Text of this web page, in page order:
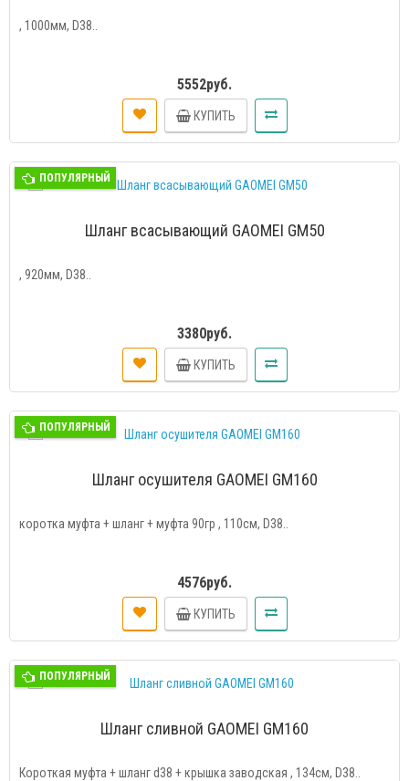
, 1000мм, D38..
5552руб.
КУПИТЬ
ПОПУЛЯРНЫЙ
Шланг всасывающий GAOMEI GM50
, 920мм, D38..
3380руб.
КУПИТЬ
ПОПУЛЯРНЫЙ
Шланг осушителя GAOMEI GM160
коротка муфта + шланг + муфта 90гр , 110см, D38..
4576руб.
КУПИТЬ
ПОПУЛЯРНЫЙ
Шланг сливной GAOMEI GM160
Короткая муфта + шланг d38 + крышка заводская , 134см, D38..